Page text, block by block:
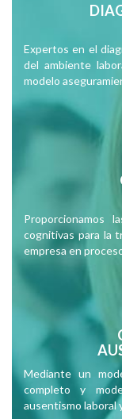
Expertos en el
del ambiente
modelo
Proporcionamos
cognitivas para la
empresa en
Mediante un
completo y
ausentismo laboral